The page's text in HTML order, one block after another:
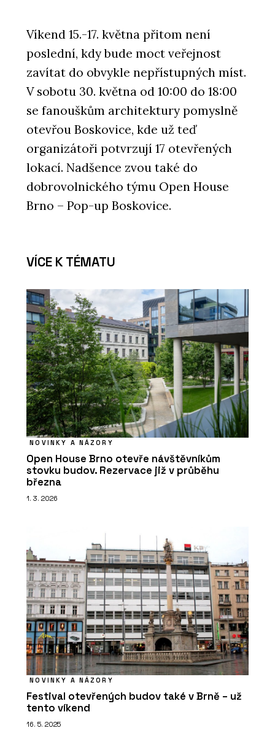
Víkend 15.-17. května přitom není
poslední, kdy bude moct veřejnost
zavítat do obvykle nepřístupných míst.
V sobotu 30. května od 10:00 do 18:00
se fanouškům architektury pomyslně
otevřou Boskovice, kde už teď
organizátoři potvrzují 17 otevřených
lokací. Nadšence zvou také do
dobrovolnického týmu Open House
Brno – Pop-up Boskovice.
VÍCE K TÉMATU
NOVINKY A NÁZORY
Open House Brno otevře návštěvníkům
stovku budov. Rezervace již v průběhu
března
1. 3. 2026
NOVINKY A NÁZORY
Festival otevřených budov také v Brně – už
tento víkend
16. 5. 2025